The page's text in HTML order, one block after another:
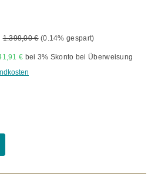
1.399,00 € (0.14% gespart)
€ bei 3% Skonto bei Überweisung